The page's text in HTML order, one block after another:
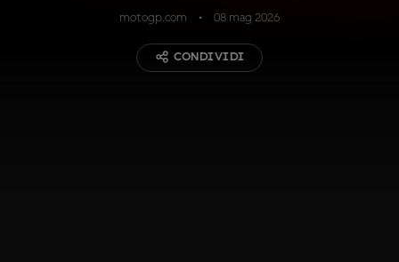
motogp.com 08 mag 2026
CONDIVIDI